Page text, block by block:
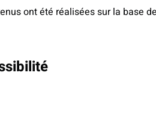
ont été réalisées sur la base